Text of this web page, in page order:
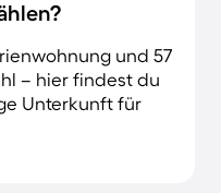
und 57
– hier findest du
Unterkunft für